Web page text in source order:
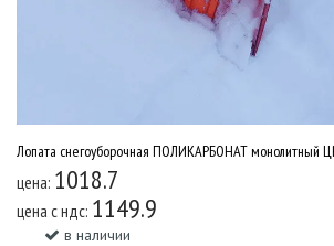
цена: 1018.7
цена c ндс: 1149.9
в наличии